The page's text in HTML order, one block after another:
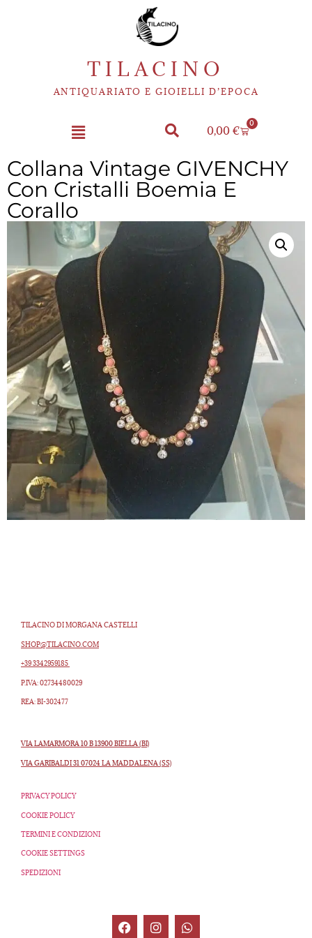
TILACINO
ANTIQUARIATO E GIOIELLI D’EPOCA
0,00 €
0
Collana Vintage GIVENCHY
Con Cristalli Boemia E
Corallo
TILACINO DI MORGANA CASTELLI
SHOP@TILACINO.COM
+39 3342959185
P.IVA: 02734480029
REA: BI-302477
VIA LAMARMORA 10 B 13900 BIELLA (BI)
VIA GARIBALDI 31 07024 LA MADDALENA (SS)
PRIVACY POLICY
COOKIE POLICY
TERMINI E CONDIZIONI
COOKIE SETTINGS
SPEDIZIONI